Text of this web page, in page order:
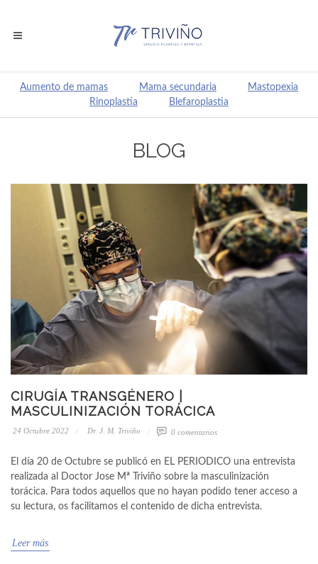
Aumento de mamas Mama secundaria
Mastopexia
Rinoplastia
Blefaroplastia
BLOG
CIRUGÍA TRANSGÉNERO |
MASCULINIZACIÓN TORÁCICA
24 Octubre 2022 Dr. J. M. Triviño 0 comentarios
El día 20 de Octubre se publicó en EL PERIODICO una entrevista
realizada al Doctor Jose Mª Triviño sobre la masculinización
torácica. Para todos aquellos que no hayan podido tener acceso a
su lectura, os facilitamos el contenido de dicha entrevista.
Leer más